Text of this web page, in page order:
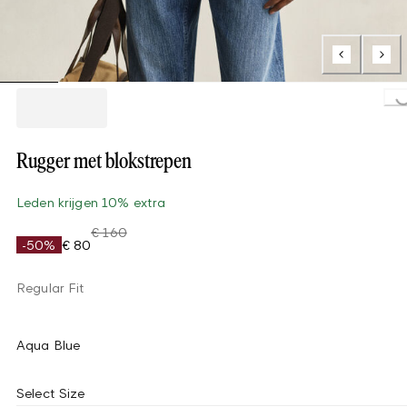
Rugger met blokstrepen
Leden krijgen 10% extra
-50% € 80
€ 160
Regular Fit
Aqua Blue
Select Size